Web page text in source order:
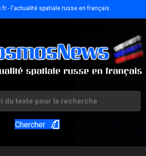
- l'actualité spatiale russe en français
Chercher